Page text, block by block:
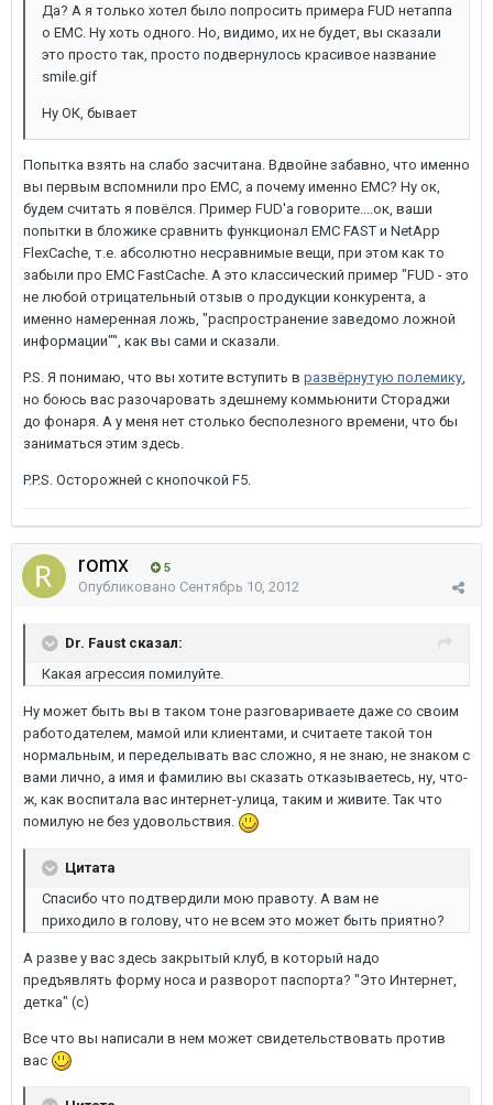
Да? А я только хотел было попросить примера FUD нетаппа
о EMC. Ну хоть одного. Но, видимо, их не будет, вы сказали
это просто так, просто подвернулось красивое название
smile.gif
Ну ОК, бывает
Попытка взять на слабо засчитана. Вдвойне забавно, что именно
вы первым вспомнили про ЕМС, а почему именно ЕМС? Ну ок,
будем считать я повёлся. Пример FUD'а говорите....ок, ваши
попытки в бложике сравнить функционал EMC FAST и NetApp
FlexCache, т.е. абсолютно несравнимые вещи, при этом как то
забыли про ЕМС FastCache. А это классический пример "FUD - это
не любой отрицательный отзыв о продукции конкурента, а
именно намеренная ложь, "распространение заведомо ложной
информации"", как вы сами и сказали.
P.S. Я понимаю, что вы хотите вступить в развёрнутую полемику
но боюсь вас разочаровать здешнему коммьюнити Стораджи
до фонаря. А у меня нет столько бесполезного времени, что бы
заниматься этим здесь.
P.P.S. Осторожней с кнопочкой F5.
romx 5
Опубликовано Сентябрь 10, 2012
Dr. Faust сказал:
Какая агрессия помилуйте.
Ну может быть вы в таком тоне разговариваете даже со своим
работодателем, мамой или клиентами, и считаете такой тон
нормальным, и переделывать вас сложно, я не знаю, не знаком с
вами лично, а имя и фамилию вы сказать отказываетесь, ну, что-
ж, как воспитала вас интернет-улица, таким и живите. Так что
помилую не без удовольствия.
Цитата
Спасибо что подтвердили мою правоту. А вам не
приходило в голову, что не всем это может быть приятно?
А разве у вас здесь закрытый клуб, в который надо
предъявлять форму носа и разворот паспорта? "Это Интернет,
детка" (с)
Все что вы написали в нем может свидетельствовать против
вас